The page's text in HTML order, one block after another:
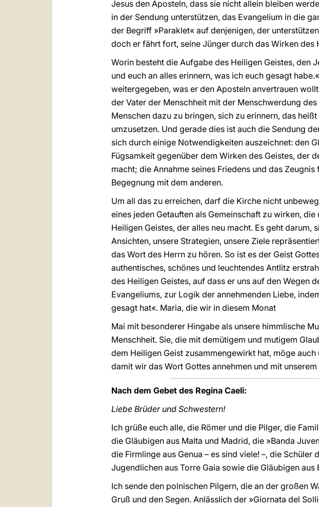
Jesus den Aposteln, dass sie nicht allein bleiben
in der Sendung unterstützen, das Evangelium in die
der Begriff »Paraklet« auf denjenigen, der
doch er fährt fort, seine Jünger durch das Wirken des
Worin besteht die Aufgabe des Heiligen Geistes, den
und euch an alles erinnern, was ich euch gesagt
weitergegeben, was er den Aposteln anvertrauen
der Vater der Menschheit mit der Menschwerdung
Menschen dazu zu bringen, sich zu erinnern, das
umzusetzen. Und gerade dies ist auch die Sendung
sich durch einige Notwendigkeiten auszeichnet: den
Fügsamkeit gegenüber dem Wirken des Geistes, der
macht; die Annahme seines Friedens und das
Begegnung mit dem anderen.
Um all das zu erreichen, darf die Kirche nicht
eines jeden Getauften als Gemeinschaft zu wirken,
Heiligen Geistes, der alles neu macht. Es geht
Ansichten, unsere Strategien, unsere Ziele
das Wort des Herrn zu hören. So ist es der Geist
authentisches, schönes und leuchtendes Antlitz
des Heiligen Geistes, auf dass er uns auf den Wegen
Evangeliums, zur Logik der annehmenden Liebe,
gesagt hat«. Maria, die wir in diesem Monat
Mai mit besonderer Hingabe als unsere himmlische
Menschheit. Sie, die mit demütigem und mutigem
dem Heiligen Geist zusammengewirkt hat, möge
damit wir das Wort Gottes annehmen und mit
Nach dem Gebet des Regina Caeli:
Liebe Brüder und Schwestern!
Ich grüße euch alle, die Römer und die Pilger, die
die Gläubigen aus Malta und Madrid, die »Banda
die Firmlinge aus Genua – es sind viele! –, die
Jugendlichen aus Torre Gaia sowie die Gläubigen
Ich sende den polnischen Pilgern, die an der großen
Gruß und den Segen. Anlässlich der »Giornata del